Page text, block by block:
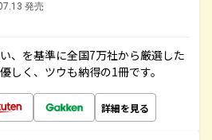
発売
、を基準に全国7万社から厳選した
しく、ツウも納得の1冊です。
詳細を見る